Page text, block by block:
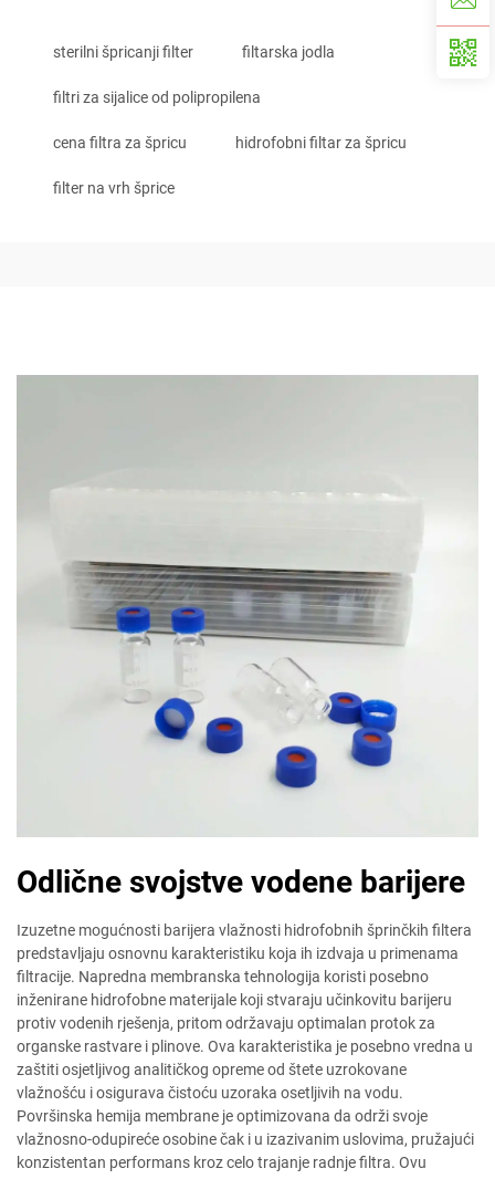
sterilni špricanji filter filtarska jodla
filtri za sijalice od polipropilena
cena filtra za špricu hidrofobni filtar za špricu
filter na vrh šprice
Odlične svojstve vodene barijere
Izuzetne mogućnosti barijera vlažnosti hidrofobnih šprinčkih filtera
predstavljaju osnovnu karakteristiku koja ih izdvaja u primenama
filtracije. Napredna membranska tehnologija koristi posebno
inženirane hidrofobne materijale koji stvaraju učinkovitu barijeru
protiv vodenih rješenja, pritom održavaju optimalan protok za
organske rastvare i plinove. Ova karakteristika je posebno vredna u
zaštiti osjetljivog analitičkog opreme od štete uzrokovane
vlažnošću i osigurava čistoću uzoraka osetljivih na vodu.
Površinska hemija membrane je optimizovana da održi svoje
vlažnosno-odupireće osobine čak i u izazivanim uslovima, pružajući
konzistentan performans kroz celo trajanje radnje filtra. Ovu